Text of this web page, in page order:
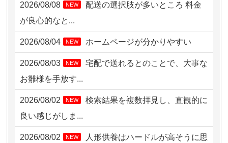
2026/08/05 11:33 神奈川の方からお申込み
2026/08/04 00:38 中野区の方からお申込み
2026/08/03 21:17
2026/08/02 18:47 虎ノ門の方からお申込み
2026/08/08 NEW
配送の選択肢が多いところ 料金
が良心的なと...
2026/08/04 NEW ホームページが分かりやすい
2026/08/03 NEW
宅配で送れるとのことで、大事な
お雛様を手放す...
2026/08/02 NEW
検索結果を複数拝見し、直観的に
良い感じがしま...
2026/08/02 NEW
人形供養はハードルが高そうに思